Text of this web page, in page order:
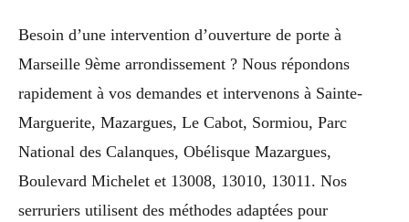
Besoin d’une intervention d’ouverture de porte à
Marseille 9ème arrondissement ? Nous répondons
rapidement à vos demandes et intervenons à Sainte-
Marguerite, Mazargues, Le Cabot, Sormiou, Parc
National des Calanques, Obélisque Mazargues,
Boulevard Michelet et 13008, 13010, 13011. Nos
serruriers utilisent des méthodes adaptées pour